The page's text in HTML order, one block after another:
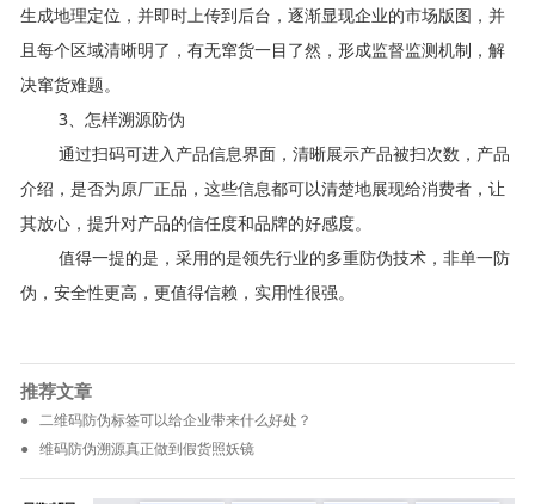
生成地理定位，并即时上传到后台，逐渐显现企业的市场版图，并
且每个区域清晰明了，有无窜货一目了然，形成监督监测机制，解
决窜货难题。
3、怎样溯源防伪
通过扫码可进入产品信息界面，清晰展示产品被扫次数，产品
介绍，是否为原厂正品，这些信息都可以清楚地展现给消费者，让
其放心，提升对产品的信任度和品牌的好感度。
值得一提的是，采用的是领先行业的多重防伪技术，非单一防
伪，安全性更高，更值得信赖，实用性很强。
推荐文章
● 二维码防伪标签可以给企业带来什么好处？
● 维码防伪溯源真正做到假货照妖镜